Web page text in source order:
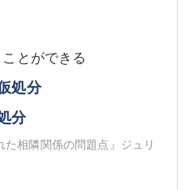
とができる
処分
分
相隣関係の問題点』ジュリ